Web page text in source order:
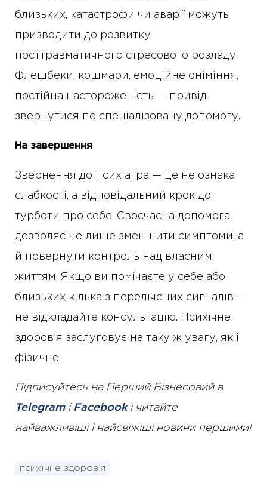
близьких, катастрофи чи аварії можуть
призводити до розвитку
посттравматичного стресового розладу.
Флешбеки, кошмари, емоційне оніміння,
постійна настороженість — привід
звернутися по спеціалізовану допомогу.
На завершення
Звернення до психіатра — це не ознака
слабкості, а відповідальний крок до
турботи про себе. Своєчасна допомога
дозволяє не лише зменшити симптоми, а
й повернути контроль над власним
життям. Якщо ви помічаєте у себе або
близьких кілька з перелічених сигналів —
не відкладайте консультацію. Психічне
здоров’я заслуговує на таку ж увагу, як і
фізичне.
Підписуйтесь на Перший Бізнесовий в
Telegramі Facebookі читайте
найважливіші і найсвіжіші новини першими!
психічне здоров’я